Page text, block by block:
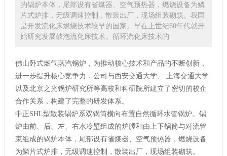
的锅炉本体，尾部设有省煤器、空气预热器，燃烧设备为鳞
片式炉排，无级调速控制，散装出厂，现场组装砌筑。我国
是开发流化床燃烧技术较早的国家。早在上世纪60年代就开
始研究发展鼓泡流化床技术。循环流化床技术的
佛山卧式燃气蒸汽锅炉，为推动核心技术和产品的不断创新，
进一步提升核心竞争力，公司与西安交通大学、 上海交通大学
以及北京之光锅炉研究所等高校和科研院所建立了密切的校企
合作关系，构建了完整的研发体系。
中正SHL型散装锅炉系双锅筒横向布置自然循环水管锅炉。锅
炉由前、后、左、右水冷壁组成的炉膛和由上下锅筒与对流管
束组成的锅炉本体，尾部设有省煤器、空气预热器，燃烧设备
为鳞片式炉排，无级调速控制，散装出厂，现场组装砌筑。